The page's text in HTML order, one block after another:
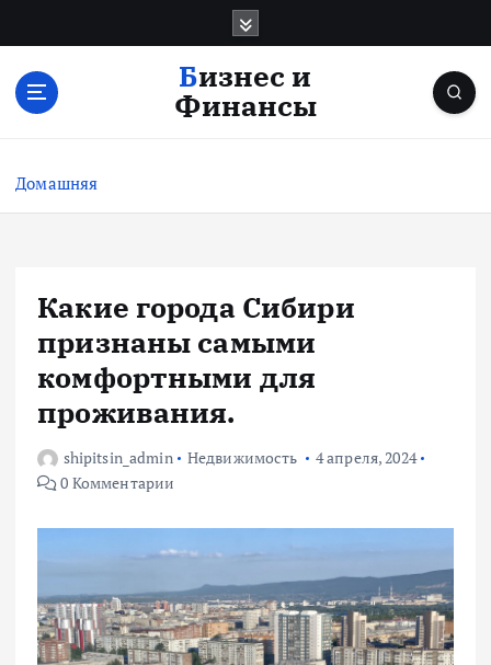
с
Бизнес и
Финансы
Домашняя
Какие города Сибири
признаны самыми
комфортными для
проживания.
shipitsin_admin Недвижимость
4 апреля, 2024
0 Комментарии